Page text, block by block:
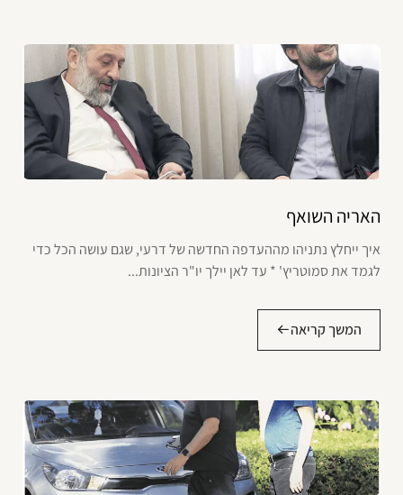
האריה השואף
איך ייחלץ נתניהו מההעדפה החדשה של דרעי, שגם עושה הכל כדי
לגמד את סמוטריץ' * עד לאן יילך יו"ר הציונות...
המשך קריאה